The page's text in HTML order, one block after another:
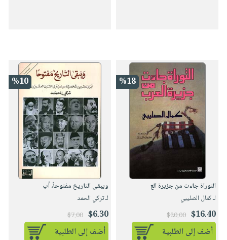
%18
التوراة جاءت من جزيرة الع
لـ كمال الصليبي
$16.40
$20.00
أضف إلى الطلبية
%10
ويبقى التاريخ مفتوحاً، أب
لـ تركي الحمد
$6.30
$7.00
أضف إلى الطلبية